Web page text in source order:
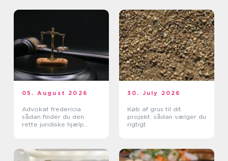
05. August 2026
Advokat fredericia
sådan finder du den
rette juridiske hjælp
30. July 2026
Køb af grus til dit
projekt: sådan vælger du
rigtigt